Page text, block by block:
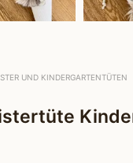
UND KINDERGARTENTÜTEN